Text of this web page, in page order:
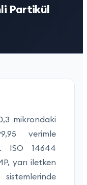
Partikül
mikrondaki
verimle
ISO 14644
yarı iletken